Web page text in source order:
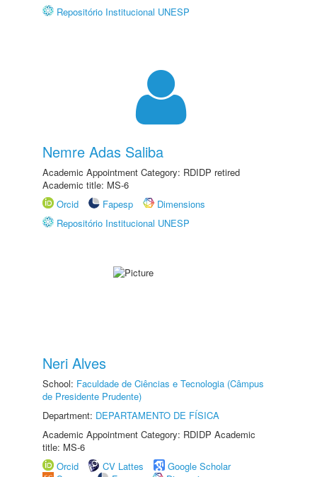
Repositório Institucional UNESP
Nemre Adas Saliba
Academic Appointment Category: RDIDP retired
Academic title: MS-6
Orcid
Fapesp
Dimensions
Repositório Institucional UNESP
Neri Alves
School: Faculdade de Ciências e Tecnologia (Câmpus
de Presidente Prudente)
Department: DEPARTAMENTO DE FÍSICA
Academic Appointment Category: RDIDP Academic
title: MS-6
Orcid
CV Lattes
Google Scholar